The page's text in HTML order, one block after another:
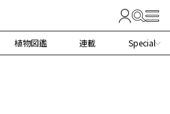
植物図鑑 連載 Special